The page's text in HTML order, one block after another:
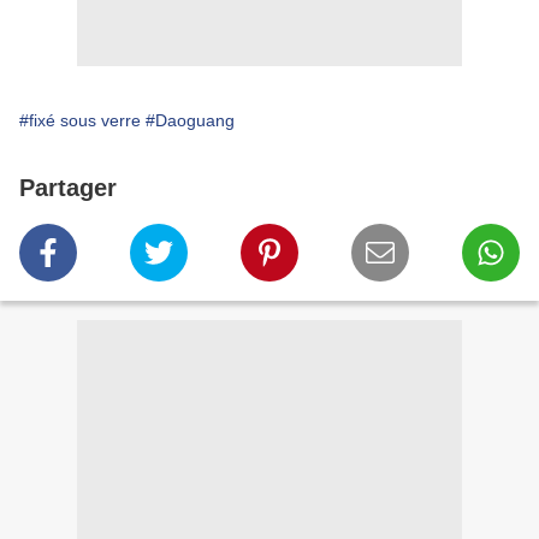
#fixé sous verre #Daoguang
Partager